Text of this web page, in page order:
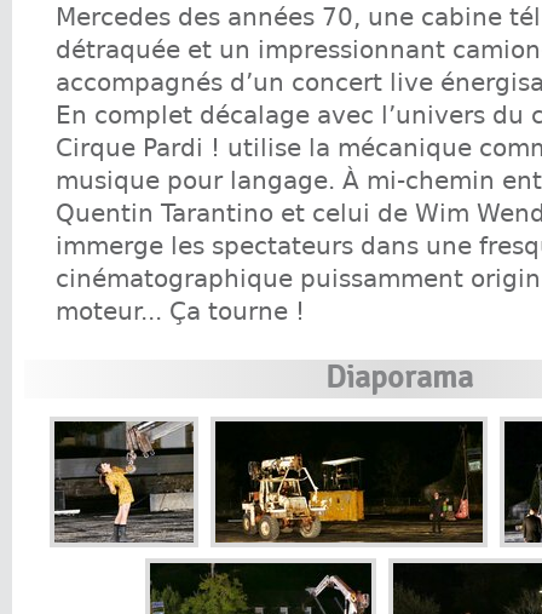
Mercedes des années 70, une cabine
détraquée et un impressionnant
accompagnés d’un concert live
En complet décalage avec l’univers du
Cirque Pardi ! utilise la mécanique
musique pour langage. À mi-chemin
Quentin Tarantino et celui de Wim
immerge les spectateurs dans une
cinématographique puissamment
moteur... Ça tourne !
Diaporama